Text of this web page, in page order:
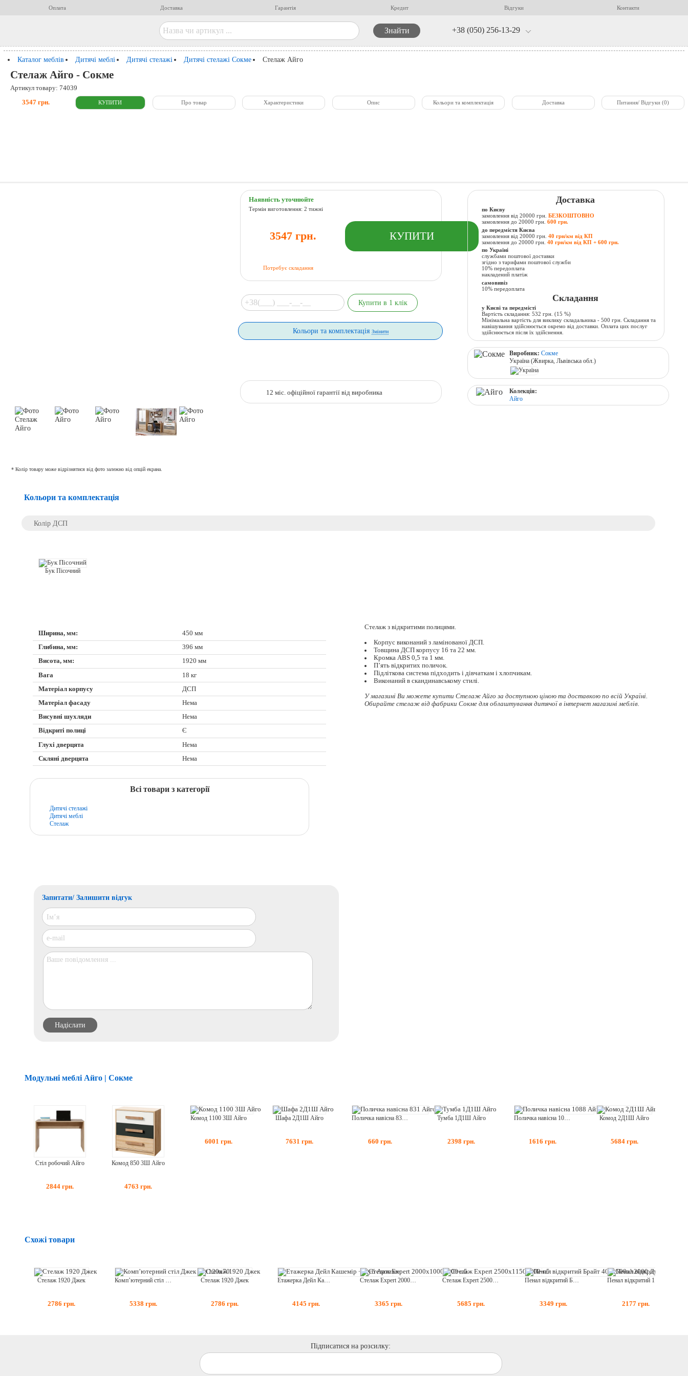
Оплата Доставка Гарантія Кредит Відгуки Контакти
+38 (050) 256-13-29
Каталог меблів Дитячі меблі Дитячі стелажі Дитячі стелажі Сокме Стелаж Айго
Стелаж Айго - Сокме
Артикул товару: 74039
3547 грн. Про товар Характеристики Опис Кольори та комплектація Доставка Питання/ Відгуки (0)
* Колір товару може відрізнятися від фото залежно від опцій екрана.
Наявність уточнюйте
Термін виготовлення: 2 тижні
3547 грн.
Потребує складання
Кольори та комплектація Змінити
12 міс. офіційної гарантії від виробника
Доставка
по Києву
замовлення від 20000 грн. БЕЗКОШТОВНО
замовлення до 20000 грн. 600 грн.
до передмістя Києва
замовлення від 20000 грн. 40 грн/км від КП
замовлення до 20000 грн. 40 грн/км від КП + 600 грн.
по Україні
службами поштової доставки
згідно з тарифами поштової служби
10% передоплата
накладений платіж
самовивіз
10% передоплата
Складання
у Києві та передмісті
Вартість складання: 532 грн. (15 %)
Мінімальна вартість для виклику складальника - 500 грн. Складання та
навішування здійснюється окремо від доставки. Оплата цих послуг
здійснюється після їх здійснення.
Виробник: Сокме
Україна (Жвирка, Львівська обл.)
Колекція:
Айго
Кольори та комплектація
Колір ДСП
Бук Пісочний
Ширина, мм:
450 мм
Глибина, мм:
396 мм
Висота, мм:
1920 мм
Вага
18 кг
Матеріал корпусу
ДСП
Матеріал фасаду
Нема
Висувні шухляди
Нема
Відкриті полиці
Є
Глухі дверцята
Нема
Скляні дверцята
Нема
Всі товари з категорії
Дитячі стелажі
Дитячі меблі
Стелаж
Стелаж з відкритими полицями.
Корпус виконаний з ламінованої ДСП.
Товщина ДСП корпусу 16 та 22 мм.
Кромка ABS 0,5 та 1 мм.
П’ять відкритих поличок.
Підліткова система підходить і дівчаткам і хлопчикам.
Виконаний в скандинавському стилі.
У магазині Ви можете купити Стелаж Айго за доступною ціною та доставкою по всій Україні.
Обирайте стелажвід фабрики Сокме для облаштування дитячої в інтернет магазині меблів.
Запитати/ Залишити відгук
Модульні меблі Айго | Сокме
Стіл робочий Айго
2844 грн.
Комод 850 3Ш Айго
4763 грн.
Комод 1100 3Ш Айго
6001 грн.
Шафа 2Д1Ш Айго
7631 грн.
Поличка навісна 831 Айго
660 грн.
Тумба 1Д1Ш Айго
2398 грн. 1616 грн.
Комод 2Д1Ш Айго
5684 грн.
Схожі товари
Стелаж 1920 Джек
2786 грн. 5338 грн.
Стелаж 1920 Джек
2786 грн. 4145 грн. 3365 грн. 5685 грн. 3349 грн. 2177 грн.
Підписатися на розсилку: